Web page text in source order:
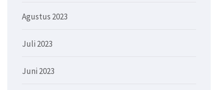
Agustus 2023
Juli 2023
Juni 2023